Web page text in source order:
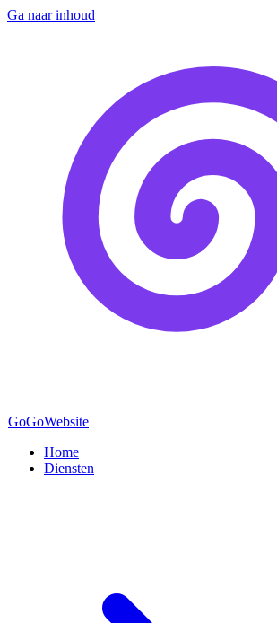
Ga naar inhoud
GoGoWebsite
Home
Diensten